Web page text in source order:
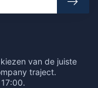
van de juiste
traject.